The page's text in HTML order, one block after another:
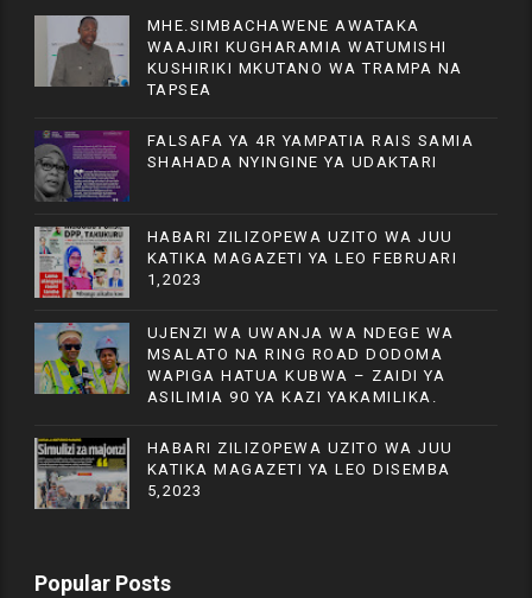
MHE.SIMBACHAWENE AWATAKA
WAAJIRI KUGHARAMIA WATUMISHI
KUSHIRIKI MKUTANO WA TRAMPA NA
TAPSEA
FALSAFA YA 4R YAMPATIA RAIS SAMIA
SHAHADA NYINGINE YA UDAKTARI
HABARI ZILIZOPEWA UZITO WA JUU
KATIKA MAGAZETI YA LEO FEBRUARI
1,2023
UJENZI WA UWANJA WA NDEGE WA
MSALATO NA RING ROAD DODOMA
WAPIGA HATUA KUBWA – ZAIDI YA
ASILIMIA 90 YA KAZI YAKAMILIKA.
HABARI ZILIZOPEWA UZITO WA JUU
KATIKA MAGAZETI YA LEO DISEMBA
5,2023
Popular Posts